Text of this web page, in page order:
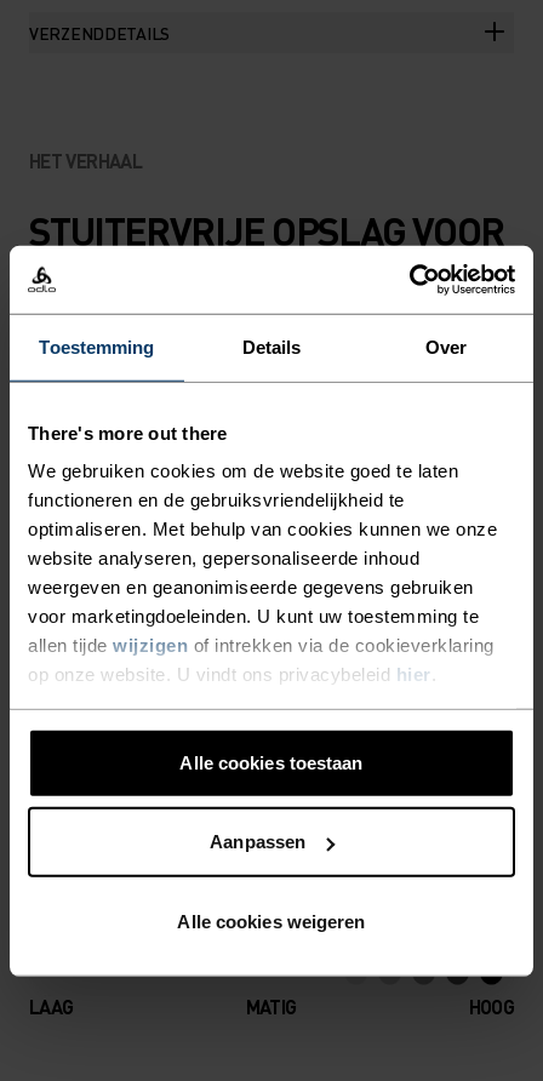
Toestemming Details Over
There's more out there
We gebruiken cookies om de website goed te laten
functioneren en de gebruiksvriendelijkheid te
optimaliseren. Met behulp van cookies kunnen we onze
website analyseren, gepersonaliseerde inhoud
weergeven en geanonimiseerde gegevens gebruiken
voor marketingdoeleinden. U kunt uw toestemming te
allen tijde wijzigen of intrekken via de cookieverklaring
op onze website. U vindt ons privacybeleid hier .
Alle cookies toestaan
Aanpassen
Alle cookies weigeren
VERZENDDETAILS
HET VERHAAL
STUITERVRIJE OPSLAG VOOR
GECONCENTREERD
HARDLOPEN.
Hardloopessentials binnen handbereik, zonder
gestuiter. Berg je sleutels, telefoon, repen en
voor loopstokken of een jack. Gemaakt van zeer
ademende powermesh. Een veelzijdige riem voor
runs, trails en meer.
DETAILS MAKEN HET
VERSCHIL
Accessoires waarmee je alles uit jouw avontuur
LAAG MATIG HOOG